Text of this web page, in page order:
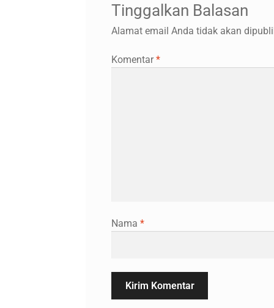
Tinggalkan Balasan
Alamat email Anda tidak akan
Komentar*
Nama *